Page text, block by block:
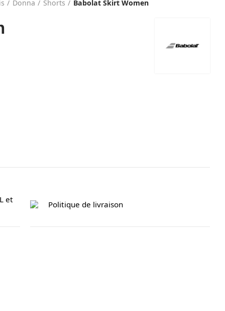
Donna Shorts Babolat Skirt Women
et Politique de livraison